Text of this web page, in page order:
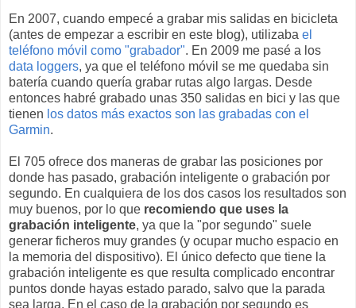
En 2007, cuando empecé a grabar mis salidas en bicicleta
(antes de empezar a escribir en este blog), utilizaba el
teléfono móvil como "grabador". En 2009 me pasé a los
data loggers, ya que el teléfono móvil se me quedaba sin
batería cuando quería grabar rutas algo largas. Desde
entonces habré grabado unas 350 salidas en bici y las que
tienen los datos más exactos son las grabadas con el
Garmin.
El 705 ofrece dos maneras de grabar las posiciones por
donde has pasado, grabación inteligente o grabación por
segundo. En cualquiera de los dos casos los resultados son
muy buenos, por lo que recomiendo que uses la
grabación inteligente, ya que la "por segundo" suele
generar ficheros muy grandes (y ocupar mucho espacio en
la memoria del dispositivo). El único defecto que tiene la
grabación inteligente es que resulta complicado encontrar
puntos donde hayas estado parado, salvo que la parada
sea larga. En el caso de la grabación por segundo es